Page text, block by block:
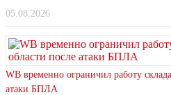
05.08.2026
WB временно ограничил работу
атаки БПЛА